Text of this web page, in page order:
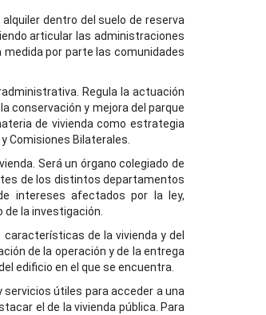
dentro del suelo de reserva
articular las administraciones
por parte las comunidades
Regula la actuación
conservación y mejora del parque
de vivienda como estrategia
Comisiones Bilaterales.
Será un órgano colegiado de
de los distintos departamentos
intereses afectados por la ley,
la investigación.
de la vivienda y del
de la operación y de la entrega
edificio en el que se encuentra.
útiles para acceder a una
el de la vivienda pública. Para